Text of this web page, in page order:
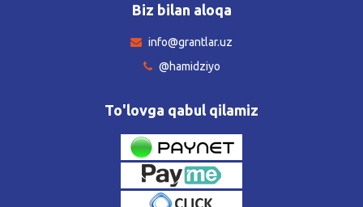
Biz bilan aloqa
info@grantlar.uz
@hamidziyo
To'lovga qabul qilamiz